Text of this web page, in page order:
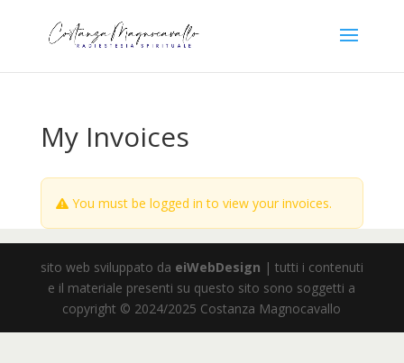
My Invoices
You must be logged in to view your invoices.
sito web sviluppato da eiWebDesign | tutti i contenuti
e il materiale presenti su questo sito sono soggetti a
copyright © 2024/2025 Costanza Magnocavallo